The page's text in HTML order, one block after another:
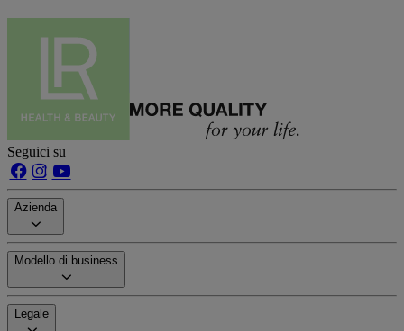
Seguici su
Azienda
Modello di business
Legale